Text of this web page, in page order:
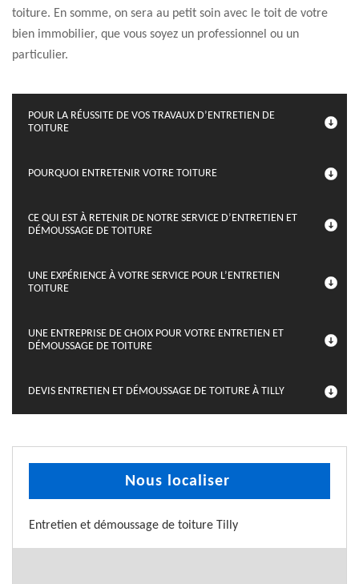
toiture. En somme, on sera au petit soin avec le toit de votre
bien immobilier, que vous soyez un professionnel ou un
particulier.
POUR LA RÉUSSITE DE VOS TRAVAUX D’ENTRETIEN DE
TOITURE
POURQUOI ENTRETENIR VOTRE TOITURE
CE QUI EST À RETENIR DE NOTRE SERVICE D’ENTRETIEN ET
DÉMOUSSAGE DE TOITURE
UNE EXPÉRIENCE À VOTRE SERVICE POUR L’ENTRETIEN
TOITURE
UNE ENTREPRISE DE CHOIX POUR VOTRE ENTRETIEN ET
DÉMOUSSAGE DE TOITURE
DEVIS ENTRETIEN ET DÉMOUSSAGE DE TOITURE À TILLY
Nous localiser
Entretien et démoussage de toiture Tilly